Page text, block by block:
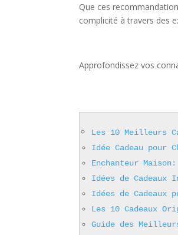
Que ces
complicité à travers des
Approfondissez vos
Les 10 Meilleurs
Idée Cadeau pour
Enchanteur
Idées de
Idées de Cadeaux
Les 10 Cadeaux
Guide des